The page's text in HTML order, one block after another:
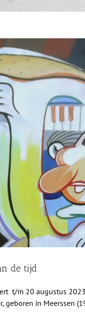
de tijd
t/m 20 augustus
geboren in Meerssen